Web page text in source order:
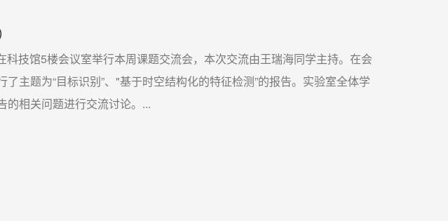
技馆5楼会议室举行本周课题交流会，本次交流由王瑞海同学主持。在会
了主题为“目标识别”、"基于时空结构化的特征检测”的报告。实验室全体学
的相关问题进行交流讨论。...